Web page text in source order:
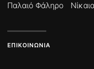
Παλαιό Φάληρο
ΕΠΙΚΟΙΝΩΝΊΑ